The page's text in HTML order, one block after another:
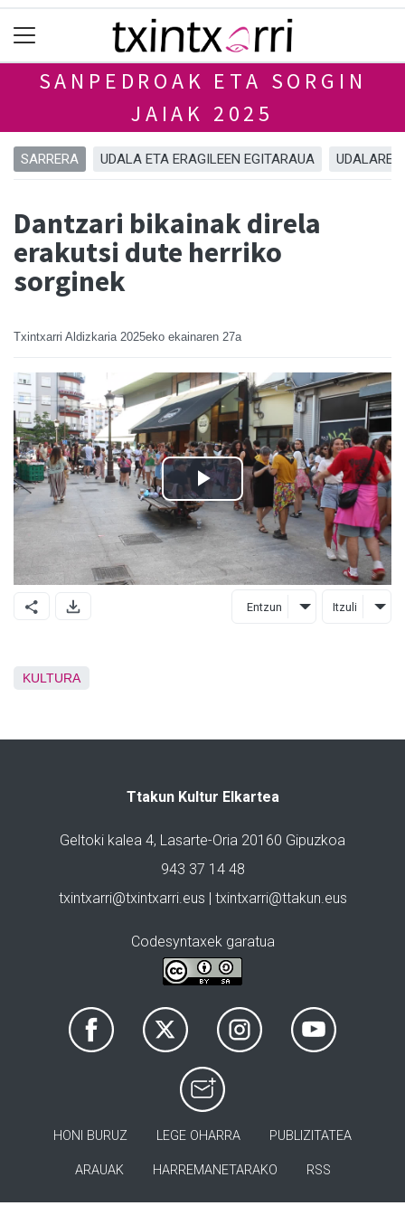
SANPEDROAK ETA SORGIN
JAIAK 2025
SARRERA UDALA ETA ERAGILEEN EGITARAUA
Dantzari bikainak direla
erakutsi dute herriko
sorginek
Txintxarri Aldizkaria 2025eko ekainaren 27a
Entzun Itzuli
KULTURA
Ttakun Kultur Elkartea
Geltoki kalea 4, Lasarte-Oria 20160 Gipuzkoa
943 37 14 48
txintxarri@txintxarri.eus | txintxarri@ttakun.eus
Codesyntaxek garatua
HONI BURUZ LEGE OHARRA PUBLIZITATEA
ARAUAK HARREMANETARAKO RSS